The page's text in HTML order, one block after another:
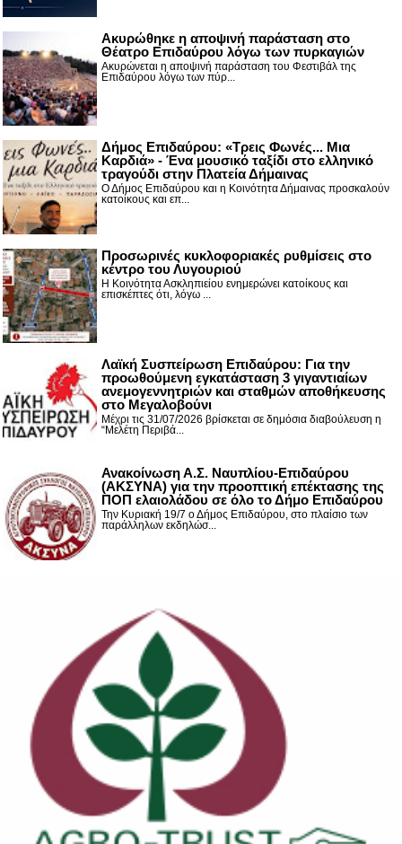
Ακυρώθηκε η αποψινή παράσταση στο
Θέατρο Επιδαύρου λόγω των πυρκαγιών
Ακυρώνεται η αποψινή παράσταση του Φεστιβάλ της
Επιδαύρου λόγω των πύρ...
Δήμος Επιδαύρου: «Τρεις Φωνές... Μια
Καρδιά» - Ένα μουσικό ταξίδι στο ελληνικό
τραγούδι στην Πλατεία Δήμαινας
Ο Δήμος Επιδαύρου και η Κοινότητα Δήμαινας προσκαλούν
κατοίκους και επ...
Προσωρινές κυκλοφοριακές ρυθμίσεις στο
κέντρο του Λυγουριού
Η Κοινότητα Ασκληπιείου ενημερώνει κατοίκους και
επισκέπτες ότι, λόγω ...
Λαϊκή Συσπείρωση Επιδαύρου: Για την
προωθούμενη εγκατάσταση 3 γιγαντιαίων
ανεμογεννητριών και σταθμών αποθήκευσης
στο Μεγαλοβούνι
Μέχρι τις 31/07/2026 βρίσκεται σε δημόσια διαβούλευση η
“Μελέτη Περιβά...
Ανακοίνωση Α.Σ. Ναυπλίου-Επιδαύρου
(ΑΚΣΥΝΑ) για την προοπτική επέκτασης της
ΠΟΠ ελαιολάδου σε όλο το Δήμο Επιδαύρου
Την Κυριακή 19/7 ο Δήμος Επιδαύρου, στο πλαίσιο των
παράλληλων εκδηλώσ...